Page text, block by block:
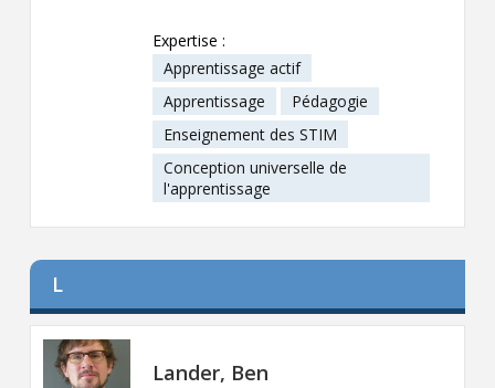
Expertise :
Apprentissage actif
Apprentissage
Pédagogie
Enseignement des STIM
Conception universelle de
l'apprentissage
L
Lander, Ben